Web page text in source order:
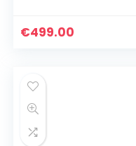
1440P QHD (EU-
€499.00